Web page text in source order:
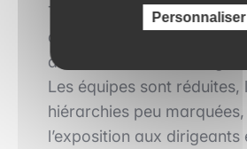
Travailler dans ce type de
offre une expérience
différente de celle des
Les équipes sont réduites,
hiérarchies peu
l’exposition aux dirigeants
Personnaliser